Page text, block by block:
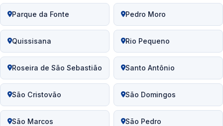
Parque da Fonte Pedro Moro
Quissisana Rio Pequeno
Roseira de São Sebastião Santo Antônio
São Cristovão São Domingos
São Marcos São Pedro